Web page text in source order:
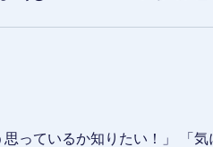
思っているか知りたい！」 「気